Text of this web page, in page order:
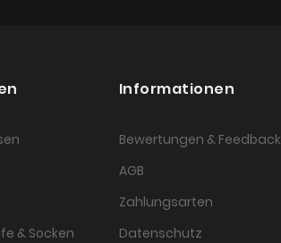
& Socken
Informationen
Bewertungen & Feedback
AGB
Zahlungsarten
Datenschutz